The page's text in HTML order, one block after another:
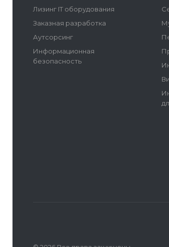
Лизинг IT оборудования
Заказная разработка
Аутсорсинг
Информационная
безопасность